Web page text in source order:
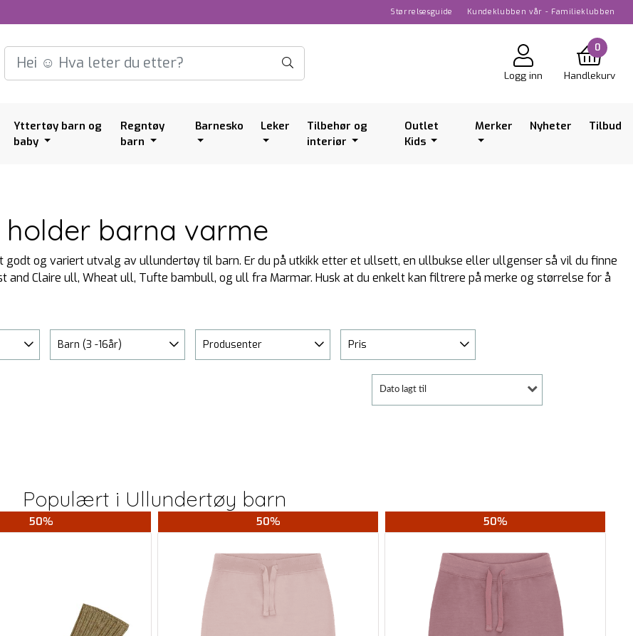
Størrelsesguide Kundeklubben vår - Familieklubben
Logg inn
0
Handlekurv
Yttertøy barn og
baby
Regntøy
barn
Barnesko Leker
Tilbehør og
interiør
Outlet
Kids
Merker Nyheter Tilbud
barna varme
og variert utvalg av ullundertøy til barn. Er du på utkikk etter et ullsett, en ullbukse eller ullgenser så vil du finne
and Claire ull, Wheat ull, Tufte bambull, og ull fra Marmar. Husk at du enkelt kan filtrere på merke og størrelse for å
Barn (3 -16år) Produsenter Pris
Dato lagt til
Populært i Ullundertøy barn
50% 50% 50%